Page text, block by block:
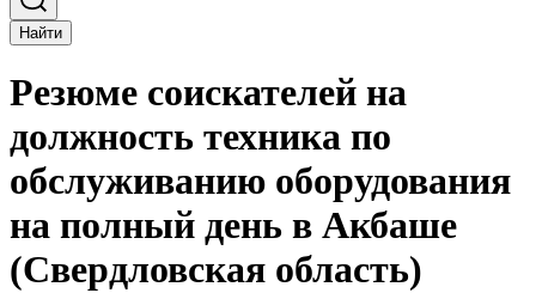
Найти
Резюме соискателей на
должность техника по
обслуживанию оборудования
на полный день в Акбаше
(Свердловская область)